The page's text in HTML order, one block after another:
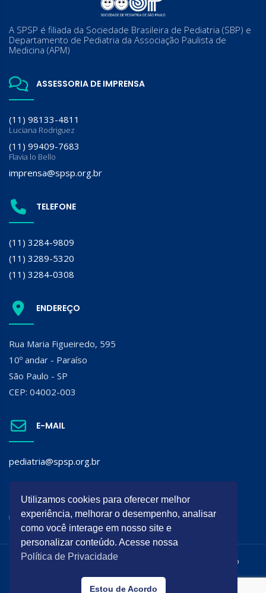
A SPSP é filiada da Sociedade Brasileira de Pediatria (SBP) e
Departamento de Pediatria da Associação Paulista de
Medicina (APM)
ASSESSORIA DE IMPRENSA
(11) 98133-4811
Luciana Rodriguez
(11) 99409-7683
Flavia lo Bello
imprensa@spsp.org.br
TELEFONE
(11) 3284-9809
(11) 3289-5320
(11) 3284-0308
ENDEREÇO
Rua Maria Figueiredo, 595
10º andar - Paraíso
São Paulo - SP
CEP: 04002-003
E-MAIL
pediatria@spsp.org.br
SIGA A SPSP:
Todos os direitos reservados. É permitida a reprodução do
conteúdo desta página desde que citada a origem.
Utilizamos cookies para oferecer melhor
experiência, melhorar o desempenho, analisar
como você interage em nosso site e
personalizar conteúdo. Acesse nossa
Política de Privacidade
Estou de Acordo